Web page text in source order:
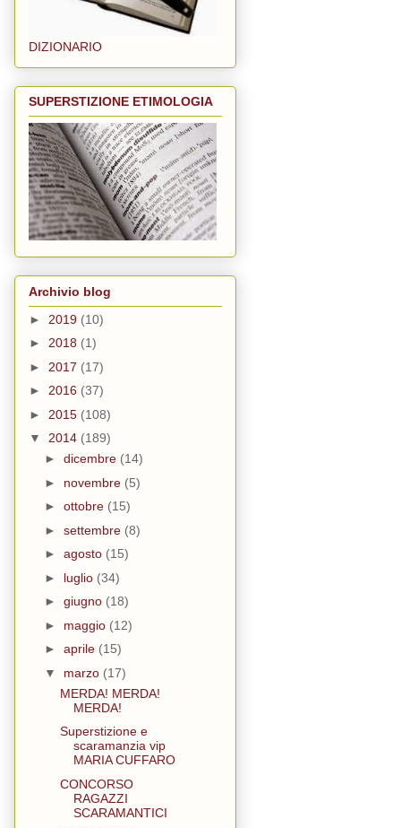
DIZIONARIO
SUPERSTIZIONE ETIMOLOGIA
Archivio blog
► 2019 (10)
► 2018 (1)
► 2017 (17)
► 2016 (37)
► 2015 (108)
▼ 2014 (189)
► dicembre (14)
► novembre (5)
► ottobre (15)
► settembre (8)
► agosto (15)
► luglio (34)
► giugno (18)
► maggio (12)
► aprile (15)
▼ marzo (17)
MERDA! MERDA!
MERDA!
Superstizione e
scaramanzia vip
MARIA CUFFARO
CONCORSO
RAGAZZI
SCARAMANTICI